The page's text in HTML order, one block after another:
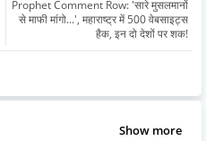
Prophet Comment Row: 'सारे मुसलमानों
से माफी मांगो...', महाराष्ट्र में 500 वेबसाइट्स
हैक, इन दो देशों पर शक!
Show more